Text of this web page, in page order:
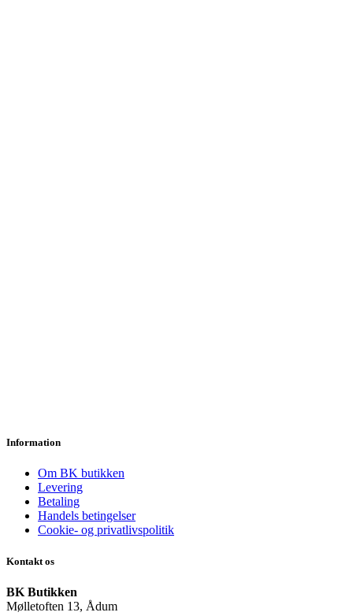
Information
Om BK butikken
Levering
Betaling
Handels betingelser
Cookie- og privatlivspolitik
Kontakt os
BK Butikken
Mølletoften 13, Ådum